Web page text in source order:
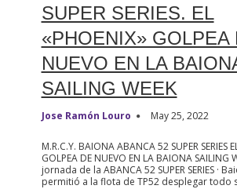
SUPER SERIES. EL
«PHOENIX» GOLPEA
NUEVO EN LA
SAILING WEEK
Jose Ramón Louro May 25, 2022
M.R.C.Y. BAIONA ABANCA 52 SUPER SERIES
GOLPEA DE NUEVO EN LA BAIONA SAILING
jornada de la ABANCA 52 SUPER SERIES ·
permitió a la flota de TP52 desplegar todo